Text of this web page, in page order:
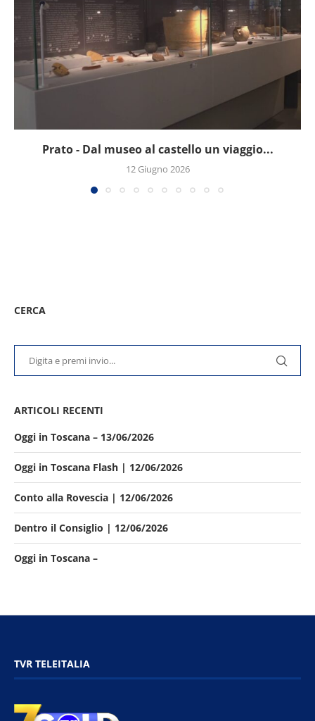
Prato - Dal museo al castello un viaggio...
12 Giugno 2026
CERCA
ARTICOLI RECENTI
Oggi in Toscana – 13/06/2026
Oggi in Toscana Flash | 12/06/2026
Conto alla Rovescia | 12/06/2026
Dentro il Consiglio | 12/06/2026
Oggi in Toscana –
TVR TELEITALIA